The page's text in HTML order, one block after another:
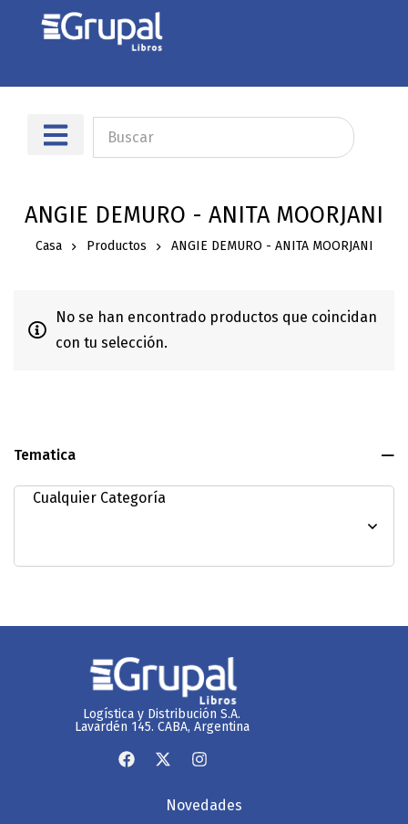
ANGIE DEMURO - ANITA MOORJANI
Casa Productos ANGIE DEMURO - ANITA MOORJANI
Tematica
No se han encontrado productos que coincidan
con tu selección.
Logística y Distribución S.A.
Lavardén 145. CABA, Argentina
Novedades